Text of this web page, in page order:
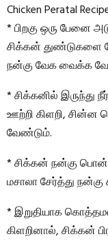
Chicken Peratal
* பிறகு ஒரு பேனை
சிக்கன் துண்டுகளை
நன்கு வேக வைக்க
* சிக்கனில் இருந்து
ஊற்றி கிளறி, சின்ன
வேண்டும்.
* சிக்கன் நன்கு
மசாலா சேர்த்து
* இறுதியாக
கிளறினால், சிக்கன்